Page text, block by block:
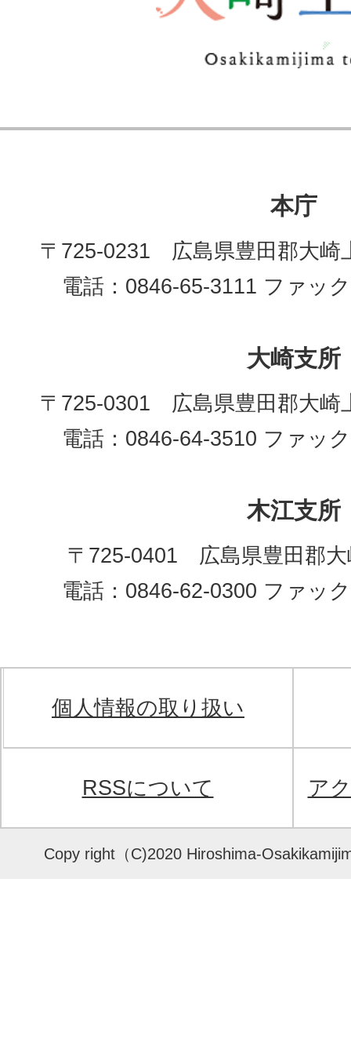
本庁
〒725-0231 広島県豊田郡大崎
電話：0846-65-3111 ファッ
大崎支所
〒725-0301 広島県豊田郡大崎
電話：0846-64-3510 ファッ
木江支所
〒725-0401 広島県豊田郡大
電話：0846-62-0300 ファッ
個人情報の取り扱い
RSSについて ア
Copy right（C)2020 Hiroshima-